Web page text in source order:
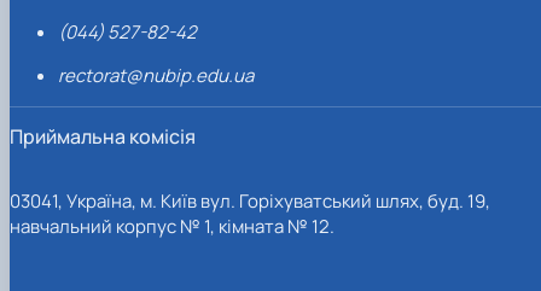
(044) 527-82-42
rectorat@nubip.edu.ua
Приймальна комісія
03041, Україна, м. Київ вул. Горіхуватський шлях, буд. 19,
навчальний корпус № 1, кімната № 12.